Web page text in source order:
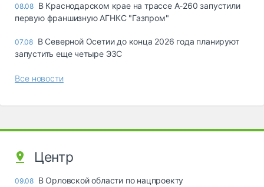
08.08 В Краснодарском крае на трассе А-260 запустили
первую франшизную АГНКС "Газпром"
07.08 В Северной Осетии до конца 2026 года планируют
запустить еще четыре ЭЗС
Все новости
Центр
09.08 В Орловской области по нацпроекту